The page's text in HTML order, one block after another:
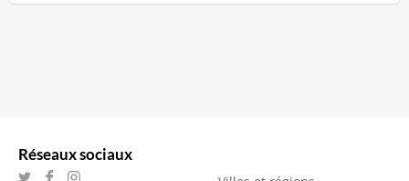
Réseaux sociaux